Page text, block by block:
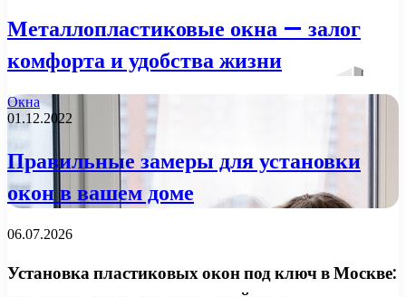
Металлопластиковые окна — залог
комфорта и удобства жизни
Окна
01.12.2022
Правильные замеры для установки
окон в вашем доме
06.07.2026
Установка пластиковых окон под ключ в Москве: